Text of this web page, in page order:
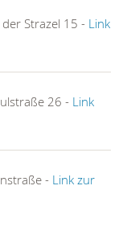
Strazel 15 - Link
26 - Link
- Link zur